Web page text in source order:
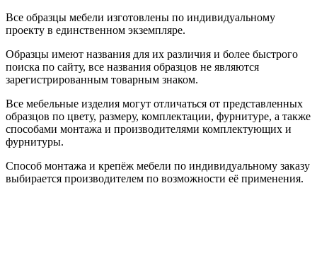
Все образцы мебели изготовлены по индивидуальному
проекту в единственном экземпляре.
Образцы имеют названия для их различия и более быстрого
поиска по сайту, все названия образцов не являются
зарегистрированным товарным знаком.
Все мебельные изделия могут отличаться от представленных
образцов по цвету, размеру, комплектации, фурнитуре, а также
способами монтажа и производителями комплектующих и
фурнитуры.
Способ монтажа и крепёж мебели по индивидуальному заказу
выбирается производителем по возможности её применения.